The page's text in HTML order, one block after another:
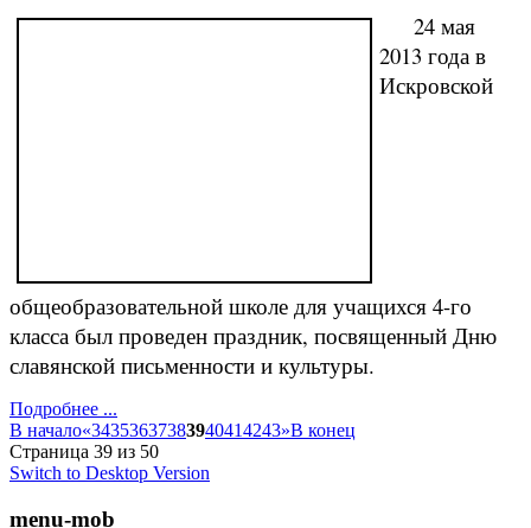
24 мая
2013 года в
Искровской
общеобразовательной школе для учащихся 4-го
класса был проведен праздник, посвященный Дню
славянской письменности и культуры.
Подробнее ...
В начало«34353637383940414243»В конец
Страница 39 из 50
Switch to Desktop Version
menu-mob